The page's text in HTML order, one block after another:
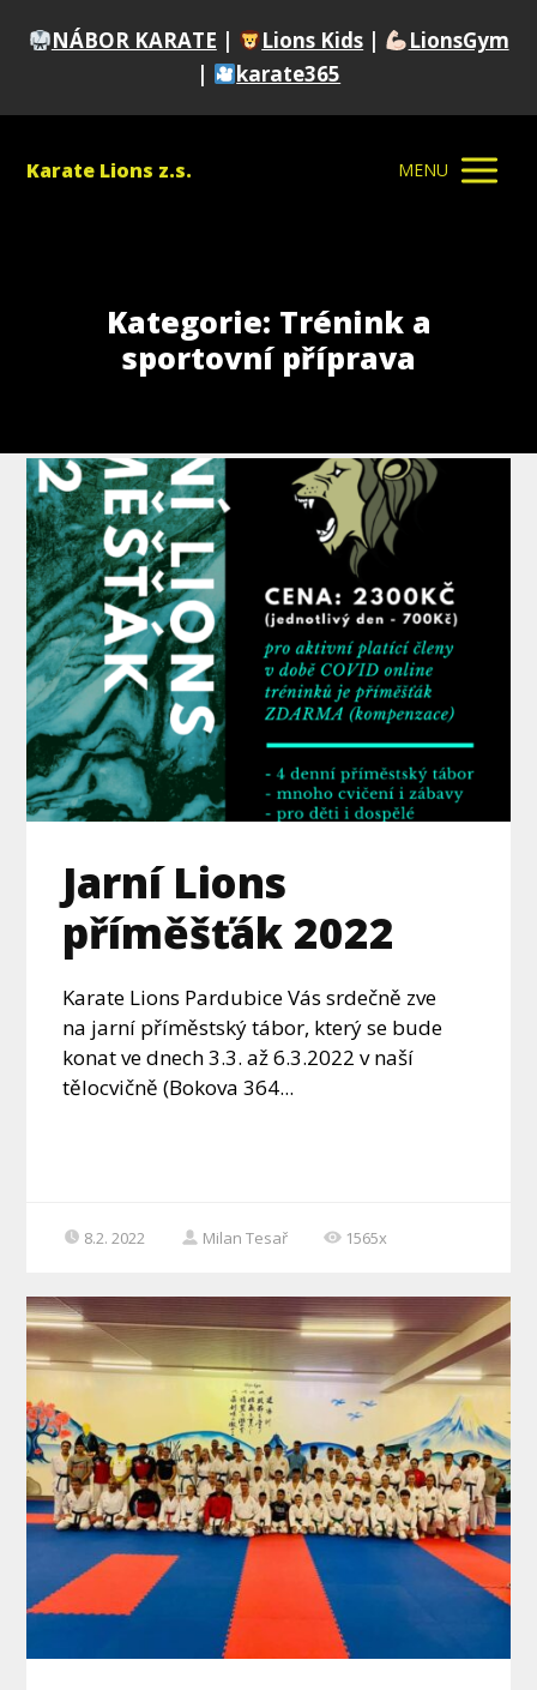
NÁBOR KARATE | Lions Kids |
LionsGym
|
karate365
Karate Lions z.s. MENU
Kategorie: Trénink a
sportovní příprava
Jarní Lions
příměšťák 2022
Karate Lions Pardubice Vás srdečně zve
na jarní příměstský tábor, který se bude
konat ve dnech 3.3. až 6.3.2022 v naší
tělocvičně (Bokova 364...
8.2. 2022 Milan Tesař 1565x